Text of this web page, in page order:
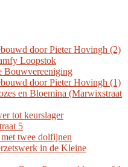
door Pieter Hovingh (2)
Loopstok
Bouwvereeniging
door Pieter Hovingh (1)
en Bloemina (Marwixstraat
tot keurslager
5
twee dolfijnen
in de Kleine